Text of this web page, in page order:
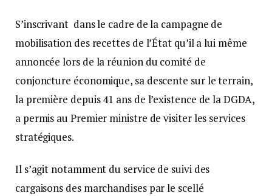
S’inscrivant dans le cadre de la campagne de
mobilisation des recettes de l’État qu’il a lui même
annoncée lors de la réunion du comité de
conjoncture économique, sa descente sur le terrain,
la première depuis 41 ans de l’existence de la DGDA,
a permis au Premier ministre de visiter les services
stratégiques.
Il s’agit notamment du service de suivi des
cargaisons des marchandises par le scellé